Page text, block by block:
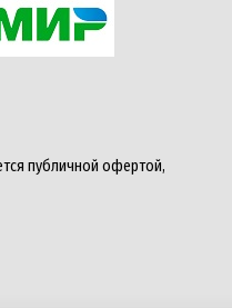
публичной офертой,